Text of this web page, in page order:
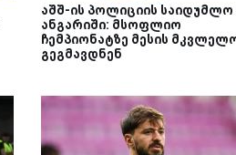
აშშ-ის პოლიციის საიდუმლო
ანგარიში: მსოფლიო
ჩემპიონატზე მესის
გეგმავდნენ